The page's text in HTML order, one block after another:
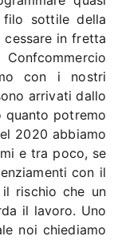
sottile della
cessare in fretta
con i nostri
arrivati dallo
quanto potremo
2020 abbiamo
e tra poco, se
con il
il rischio che un
il lavoro. Uno
noi chiediamo